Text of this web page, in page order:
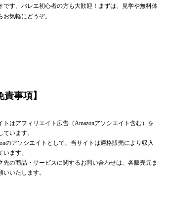
です。バレエ初心者の方も大歓迎！まずは、見学や無料体
お気軽にどうぞ。
責事項】
トはアフィリエイト広告（Amazonアソシエイト含む）を
ています。
のアソシエイトとして、当サイトは適格販売により収入
います。
先の商品・サービスに関するお問い合わせは、各販売元ま
いいたします。